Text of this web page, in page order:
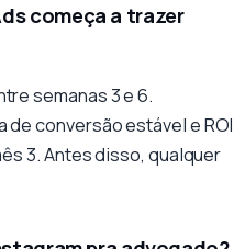
começa a trazer
semanas 3 e 6.
de conversão estável e ROI
3. Antes disso, qualquer